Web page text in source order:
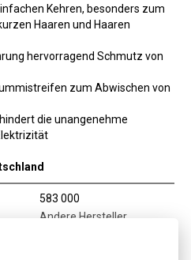
Kehren, besonders zum
Haaren und Haaren
hervorragend Schmutz von
zum Abwischen von
die unangenehme
583 000
Andere Hersteller